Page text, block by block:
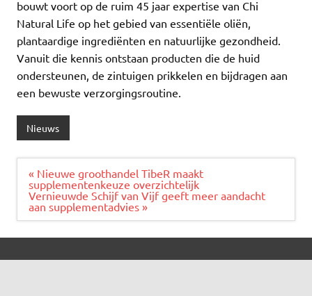
bouwt voort op de ruim 45 jaar expertise van Chi
Natural Life op het gebied van essentiële oliën,
plantaardige ingrediënten en natuurlijke gezondheid.
Vanuit die kennis ontstaan producten die de huid
ondersteunen, de zintuigen prikkelen en bijdragen aan
een bewuste verzorgingsroutine.
Nieuws
Bericht
navigatie
« Nieuwe groothandel TibeR maakt
supplementenkeuze overzichtelijk
Vernieuwde Schijf van Vijf geeft meer aandacht
aan supplementadvies »